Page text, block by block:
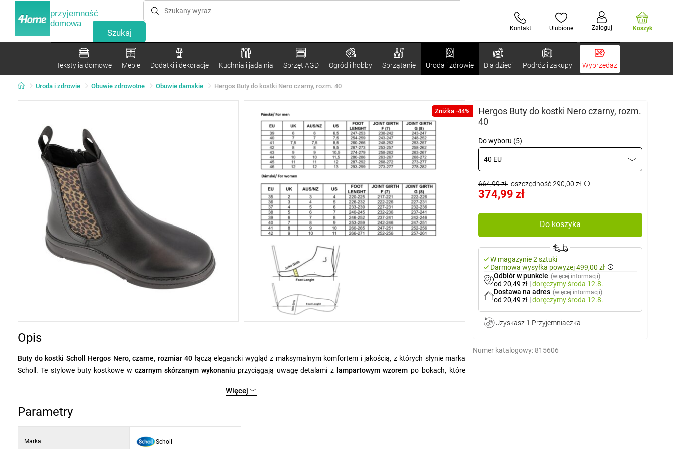
przyjemność
domowa
Kontakt Ulubione Zaloguj Koszyk
Tekstylia domowe Meble Dodatki i dekoracje Kuchnia i jadalnia Sprzęt AGD Ogród i hobby Sprzątanie Uroda i zdrowie Dla dzieci Podróż i zakupy Wyprzedaż
Uroda i zdrowie Obuwie zdrowotne Obuwie damskie Hergos Buty do kostki Nero czarny, rozm. 40
Zniżka -44%
Hergos Buty do kostki Nero czarny, rozm.
40
Do wyboru (5)
40 EU
664,99 zł oszczędność 290,00 zł
374,99 zł
Do koszyka
W magazynie 2 sztuki
Darmowa wysyłka powyżej 499,00 zł
Odbiór w punkcie (więcej informacji)
od 20,49 zł |doręczymyśroda 12.8.
Dostawa na adres (więcej informacji)
od 20,49 zł |doręczymyśroda 12.8.
Uzyskasz 1 Przyjemniaczka
Numer katalogowy: 815606
Opis
Buty do kostki Scholl Hergos Nero, czarne, rozmiar 40 łączą elegancki wygląd z maksymalnym komfortem i jakością, z których słynie marka
Scholl. Te stylowe buty kostkowe w czarnym skórzanym wykonaniu przyciągają uwagę detalami z lampartowym wzorem po bokach, które
Cholewka zprawdziwej skóry
zmęczenie podczas chodzenia. Elastyczna podeszwa z delikatnym wzorem zapewnia stabilność i pewny krok na różnych powierzchniach.
Więcej
Parametry
Marka: Scholl